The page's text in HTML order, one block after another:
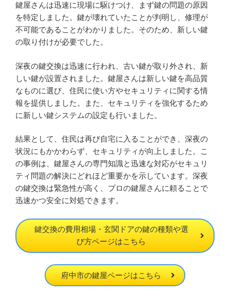
鍵屋さんは迅速に現場に駆けつけ、まず鍵の問題の原因
を特定しました。鍵が壊れていたことが判明し、修理が
不可能であることがわかりました。そのため、新しい鍵
の取り付けが必要でした。
深夜の鍵交換は迅速に行われ、古い鍵が取り外され、新
しい鍵が設置されました。鍵屋さんは新しい鍵を高品質
なものに選び、住民に使い方やセキュリティに関する情
報を提供しました。また、セキュリティを強化するため
に新しい鍵システムの設定も行いました。
結果として、住民は再び自宅に入ることができ、深夜の
状況にもかかわらず、セキュリティが向上しました。こ
の事例は、鍵屋さんの専門知識と迅速な対応がセキュリ
ティ問題の解決にどれほど重要かを示しています。深夜
の鍵交換は緊急性が高く、プロの鍵屋さんに頼ることで
迅速かつ安全に対処できます。
鍵交換の費用相場・玄関ドアの鍵の種類や選
び方ページはこちら
府中市の鍵屋ページはこちら